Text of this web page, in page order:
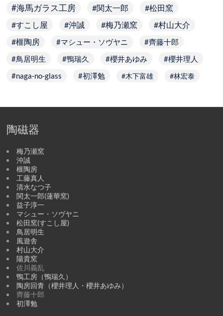
海馬ガラス工房 関太一郎
松田窯
すこし屋
沖誠 梅乃瀬窯 村山大介
榧陶房 マシュー・ソヴヤニ
齊藤十郎
鳥居明生
鴨瑞久 櫻井あゆみ
櫻井理人
naga-no-glass
初澤勉 木下富雄 林宏泰
陶磁器
梅乃瀬窯
沖誠
榧陶房
工藤真人
清水なつ子
関太一郎(蓮華窯)
益子淳一
マシュー・ソヴヤニ
松田窯(すこし屋)
鳥居明生
風遊舎
村山大介
陽貴窯
佐川義乱
鴨工房（鴨瑞久）
陶房回青（櫻井理人・櫻井あゆみ）
齊藤十郎
初澤勉